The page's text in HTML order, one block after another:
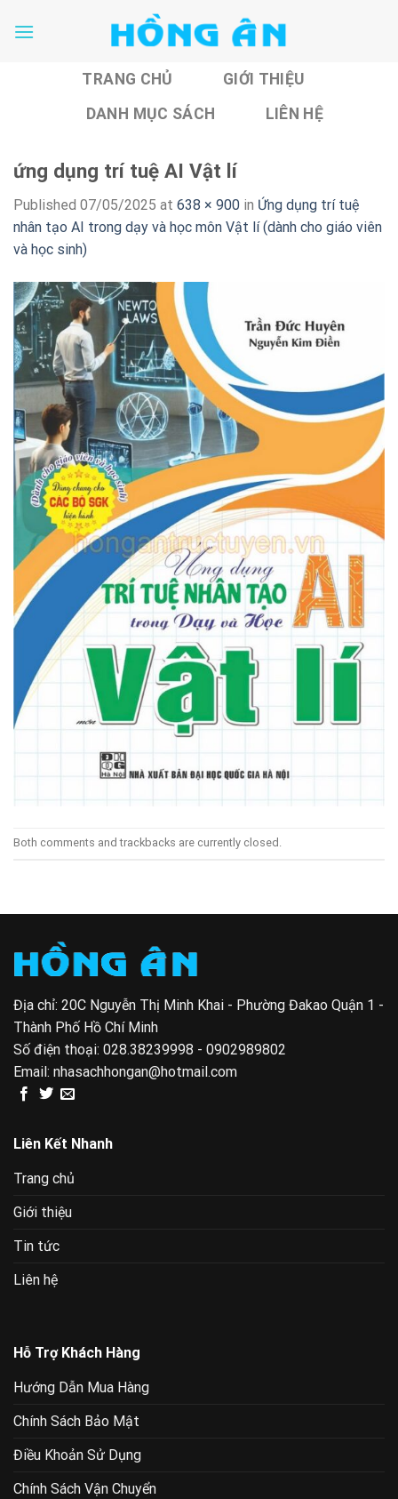
TRANG CHỦ
GIỚI THIỆU
DANH MỤC SÁCH
LIÊN HỆ
ứng dụng trí tuệ AI Vật lí
Published 07/05/2025 at 638 × 900 in Ứng dụng trí tuệ
nhân tạo AI trong dạy và học môn Vật lí (dành cho giáo viên
và học sinh)
Both comments and trackbacks are currently closed.
Địa chỉ: 20C Nguyễn Thị Minh Khai - Phường Đakao Quận 1 -
Thành Phố Hồ Chí Minh
Số điện thoại: 028.38239998 - 0902989802
Email: nhasachhongan@hotmail.com
Liên Kết Nhanh
Trang chủ
Giới thiệu
Tin tức
Liên hệ
Hỗ Trợ Khách Hàng
Hướng Dẫn Mua Hàng
Chính Sách Bảo Mật
Điều Khoản Sử Dụng
Chính Sách Vận Chuyển